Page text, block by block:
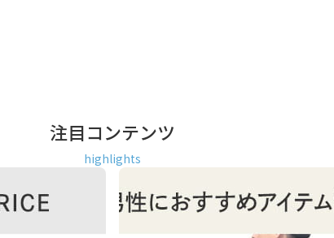
注目コンテンツ
highlights